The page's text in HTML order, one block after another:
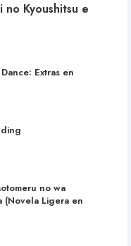
no Kyoushitsu e
Extras en
no wa
(Novela Ligera en